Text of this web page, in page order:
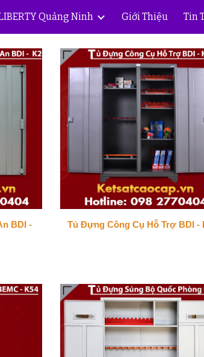
Skip to navigation
Quảng Ninh Giới Thiệu Tin
BDI -
Tủ Đựng Công Cụ Hỗ Trợ BDI -